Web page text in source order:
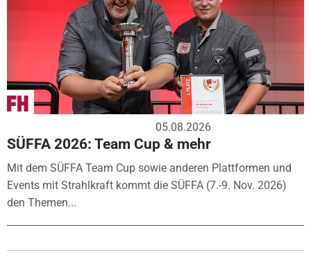
05.08.2026
SÜFFA 2026: Team Cup & mehr
Mit dem SÜFFA Team Cup sowie anderen Plattformen und
Events mit Strahlkraft kommt die SÜFFA (7.-9. Nov. 2026)
den Themen...